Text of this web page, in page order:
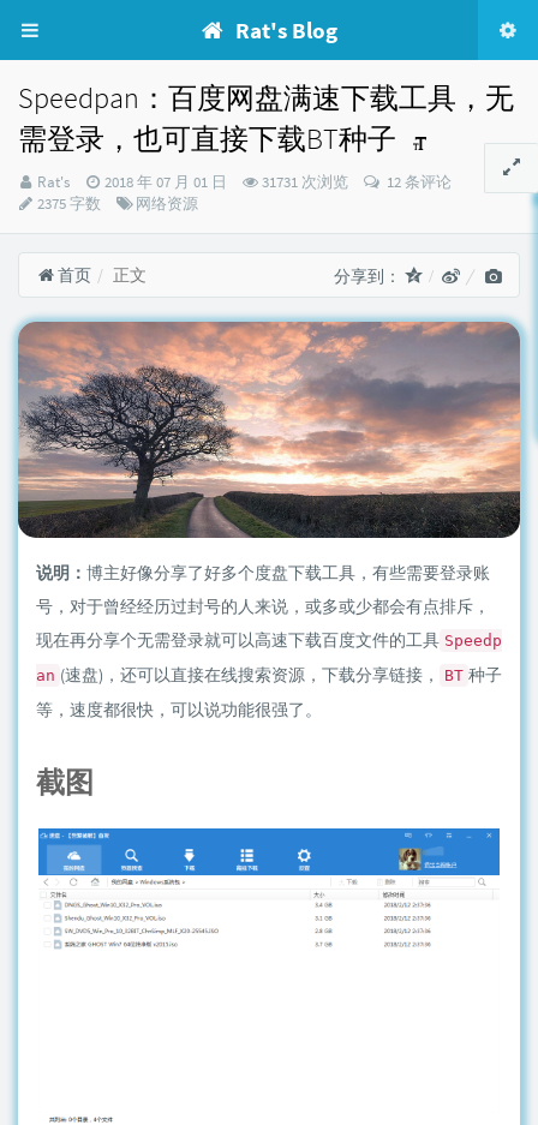
Rat's Blog
Speedpan：百度网盘满速下载工具，无
需登录，也可直接下载BT种子
博
主：
Rat's
发
布
2018 年 07 月 01 日 31731 次浏览
12 条评论
2375 字数
分
网络资源
首页 正文 分享到：
说明： 博主好像分享了好多个度盘下载工具，有些需要登录账
号，对于曾经经历过封号的人来说，或多或少都会有点排斥，
现在再分享个无需登录就可以高速下载百度文件的工具 Speedp
an (速盘)，还可以直接在线搜索资源，下载分享链接， BT 种子
等，速度都很快，可以说功能很强了。
截图